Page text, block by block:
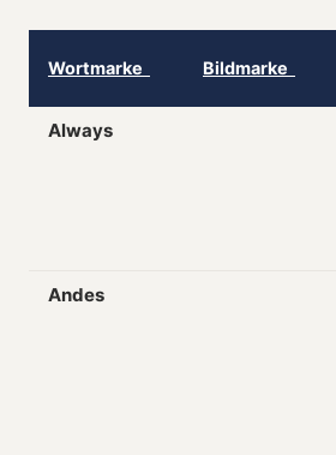
Wortmarke Bildmarke
Always
Andes